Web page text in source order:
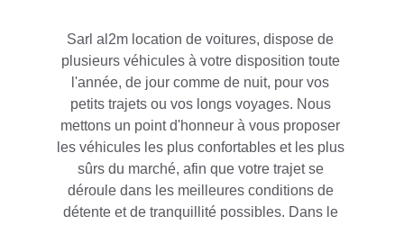
Sarl al2m location de voitures, dispose de
plusieurs véhicules à votre disposition toute
l'année, de jour comme de nuit, pour vos
petits trajets ou vos longs voyages. Nous
mettons un point d'honneur à vous proposer
les véhicules les plus confortables et les plus
sûrs du marché, afin que votre trajet se
déroule dans les meilleures conditions de
détente et de tranquillité possibles. Dans le